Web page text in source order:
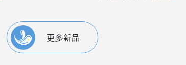
更多新品